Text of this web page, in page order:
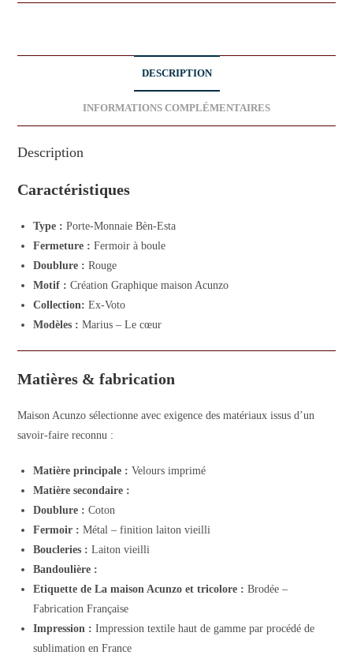
DESCRIPTION
INFORMATIONS COMPLÉMENTAIRES
Description
Caractéristiques
Type : Porte-Monnaie Bèn-Esta
Fermeture : Fermoir à boule
Doublure : Rouge
Motif : Création Graphique maison Acunzo
Collection: Ex-Voto
Modèles : Marius – Le cœur
Matières & fabrication
Maison Acunzo sélectionne avec exigence des matériaux issus d’un
savoir-faire reconnu :
Matière principale :Velours imprimé
Matière secondaire :
Doublure : Coton
Fermoir : Métal – finition laiton vieilli
Boucleries : Laiton vieilli
Bandoulière :
Etiquette de La maison Acunzo et tricolore : Brodée –
Fabrication Française
Impression : Impression textile haut de gamme par procédé de
sublimation en France